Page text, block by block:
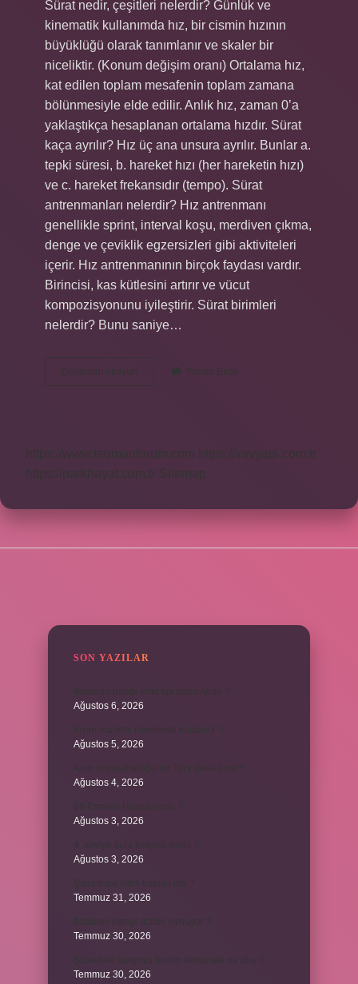
Sürat nedir, çeşitleri nelerdir? Günlük ve
kinematik kullanımda hız, bir cismin hızının
büyüklüğü olarak tanımlanır ve skaler bir
niceliktir. (Konum değişim oranı) Ortalama hız,
kat edilen toplam mesafenin toplam zamana
bölünmesiyle elde edilir. Anlık hız, zaman 0’a
yaklaştıkça hesaplanan ortalama hızdır. Sürat
kaça ayrılır? Hız üç ana unsura ayrılır. Bunlar a.
tepki süresi, b. hareket hızı (her hareketin hızı)
ve c. hareket frekansıdır (tempo). Sürat
antrenmanları nelerdir? Hız antrenmanı
genellikle sprint, interval koşu, merdiven çıkma,
denge ve çeviklik egzersizleri gibi aktiviteleri
içerir. Hız antrenmanının birçok faydası vardır.
Birincisi, kas kütlesini artırır ve vücut
kompozisyonunu iyileştirir. Sürat birimleri
nelerdir? Bunu saniye…
Devamını okuyun
Çeşitleri
Yorum Bırak
https://www.teomanforum.com
https://vavyapi.com.tr
https://parkhayat.com.tr Sitemap
SON YAZILAR
Borsada hangi emir tipi daha iyidir ?
Ağustos 6, 2026
Ağustos 5, 2026
Ağustos 4, 2026
Ağustos 3, 2026
Ağustos 3, 2026
Temmuz 31, 2026
Temmuz 30, 2026
Temmuz 30, 2026